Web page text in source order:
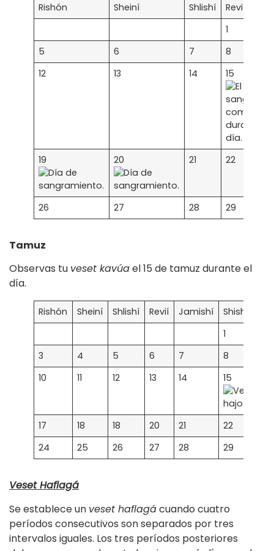
Rishón Sheiní Shlishí
Revií
1
5
6 7
8
12
13 14 15
19 20 21 22
26 27 28 29
Tamuz
Observas tu veset kavúael 15 de tamuz durante el
día.
Rishón Sheiní Shlishí Revií Jamishí
Shishí
1
3
4 5 6 7
8
10
11 12 13 14 15
17 18 18 20 21
22
24
25 26 27 28 29
Veset Haflagá
Se establece un veset haflagácuando cuatro
períodos consecutivos son separados por tres
intervalos iguales. Los tres períodos posteriores